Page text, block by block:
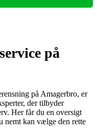
på
på Amagerbro, er
der tilbyder
Her får du en oversigt
nemt kan vælge den rette